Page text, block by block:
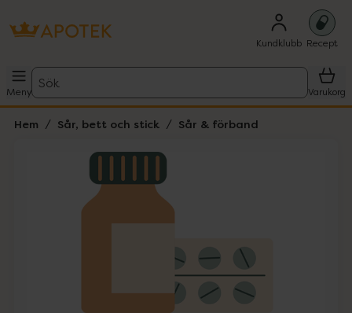
Kundklubb Recept
Meny
Sök
Varukorg
Hem Sår, bett och stick Sår & förband
Lista: . Innehåller 1 objekt.